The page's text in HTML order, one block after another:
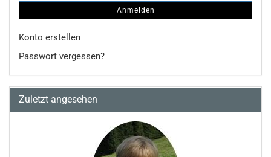
Anmelden
Konto erstellen
Passwort vergessen?
Zuletzt angesehen